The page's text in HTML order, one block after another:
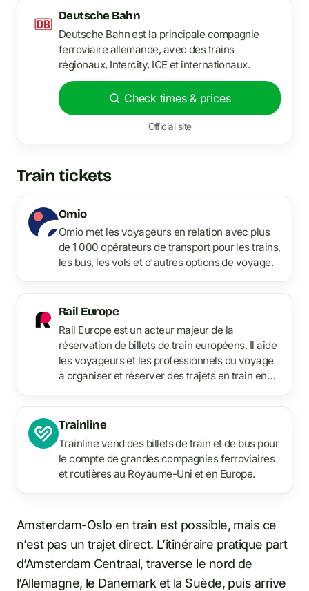
Deutsche Bahn
Deutsche Bahnest la principale compagnie
ferroviaire allemande, avec des trains
régionaux, Intercity, ICE et internationaux.
Check times & prices
Official site
Train tickets
Omio
Omio met les voyageurs en relation avec plus
de 1 000 opérateurs de transport pour les trains,
les bus, les vols et d'autres options de voyage.
Rail Europe
Rail Europe est un acteur majeur de la
réservation de billets de train européens. Il aide
les voyageurs et les professionnels du voyage
à organiser et réserver des trajets en train en
Trainline
Trainline vend des billets de train et de bus pour
le compte de grandes compagnies ferroviaires
et routières au Royaume-Uni et en Europe.
Amsterdam-Oslo en train est possible, mais ce
n’est pas un trajet direct. L’itinéraire pratique part
d’Amsterdam Centraal, traverse le nord de
l’Allemagne, le Danemark et la Suède, puis arrive